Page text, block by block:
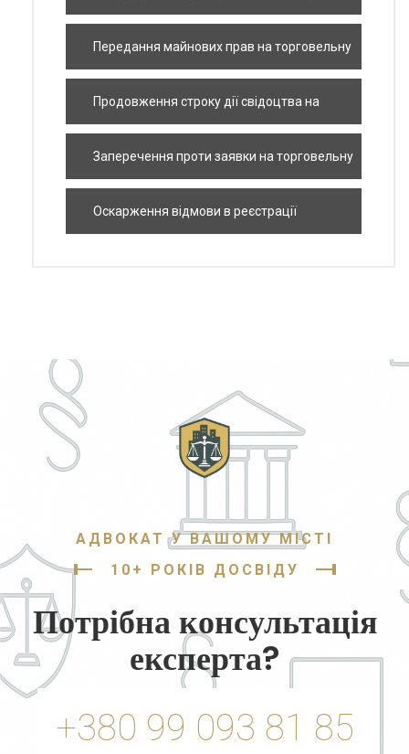
Передання майнових прав на торговельну
Продовження строку дії свідоцтва на
Заперечення проти заявки на торговельну
Оскарження відмови в реєстрації
АДВОКАТ У ВАШОМУ МІСТІ
10+ РОКІВ ДОСВІДУ
Потрібна консультація
експерта?
+380 99 093 81 85